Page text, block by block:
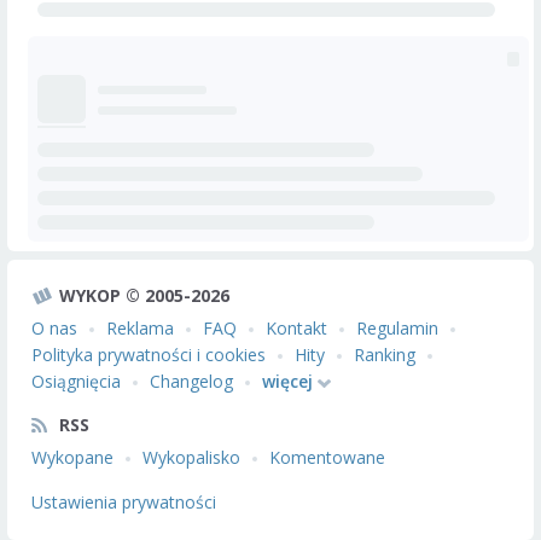
WYKOP © 2005-2026
O nas
Reklama FAQ Kontakt
Regulamin
Polityka prywatności i cookies
Hity
Ranking
Osiągnięcia
Changelog
więcej
RSS
Wykopane
Wykopalisko
Komentowane
Ustawienia prywatności